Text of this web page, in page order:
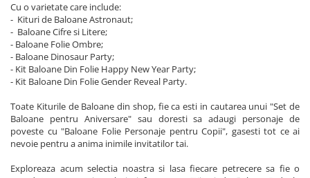
Cu o varietate care include:
- Kituri de Baloane Astronaut;
- Baloane Cifre si Litere;
- Baloane Folie Ombre;
- Baloane Dinosaur Party;
- Kit Baloane Din Folie Happy New Year Party;
- Kit Baloane Din Folie Gender Reveal Party.
Toate Kiturile de Baloane din shop, fie ca esti in cautarea unui "Set de
Baloane pentru Aniversare" sau doresti sa adaugi personaje de
poveste cu "Baloane Folie Personaje pentru Copii", gasesti tot ce ai
nevoie pentru a anima inimile invitatilor tai.
Exploreaza acum selectia noastra si lasa fiecare petrecere sa fie o